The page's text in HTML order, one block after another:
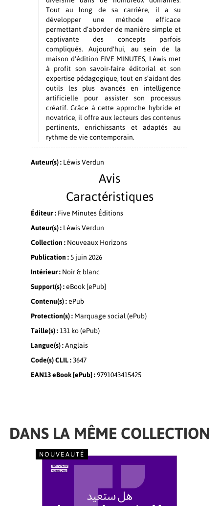
Tout au long de sa carrière, il a su
développer une méthode efficace
permettant d’aborder de manière simple et
captivante des concepts parfois
compliqués. Aujourd'hui, au sein de la
maison d'édition FIVE MINUTES, Léwis met
à profit son savoir-faire éditorial et son
expertise pédagogique, tout en s’aidant des
outils les plus avancés en intelligence
artificielle pour assister son processus
créatif. Grâce à cette approche hybride et
novatrice, il offre aux lecteurs des contenus
pertinents, enrichissants et adaptés au
rythme de vie contemporain.
Auteur(s) : Léwis Verdun
Avis
Caractéristiques
Éditeur : Five Minutes Éditions
Auteur(s) : Léwis Verdun
Collection : Nouveaux Horizons
Publication :5 juin 2026
Intérieur :Noir & blanc
Support(s) :eBook [ePub]
Contenu(s) :ePub
Protection(s) :Marquage social (ePub)
Taille(s) :131 ko (ePub)
Langue(s) :Anglais
Code(s) CLIL :3647
EAN13 eBook [ePub] :9791043415425
DANS LA MÊME COLLECTION
NOUVEAUTÉ